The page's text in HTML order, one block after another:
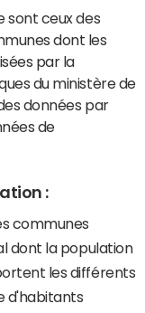
sont ceux des
dont les
par la
du ministère de
données par
de
:
communes
dont la population
les différents
d'habitants